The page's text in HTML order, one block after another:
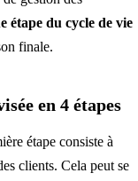
étape du cycle de vie
finale.
en 4 étapes
étape consiste à
clients. Cela peut se